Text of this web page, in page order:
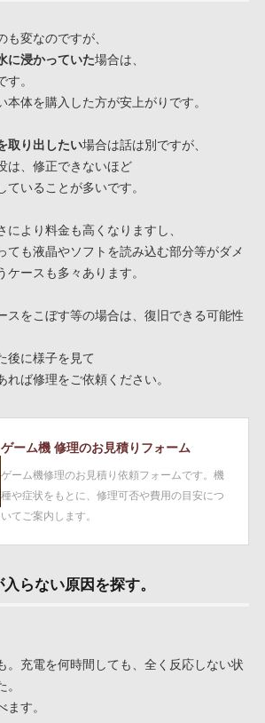
も変なのですが、
に浸かっていた場合は、
す。
本体を購入した方が安上がりです。
取り出したい場合は話は別ですが、
は、修正できないほど
ていることが多いです。
により料金も高くなりますし、
ても液晶やソフトを読み込む部分等がダメ
ケースも多々あります。
をこぼす等の場合は、復旧できる可能性
後に様子を見て
れば修理をご依頼ください。
ゲーム機 修理のお見積りフォーム
ゲーム機修理のお見積り依頼フォームです。機
種や症状をもとに、修理可否や費用の目安につ
いてご案内します。
らない原因を探す。
。充電を何時間しても、全く反応しない状
ます。